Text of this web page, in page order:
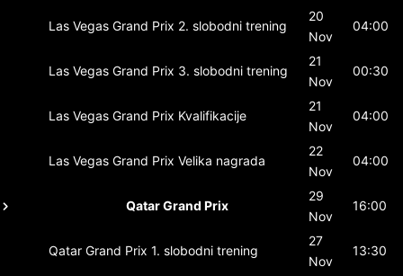
Las Vegas Grand Prix 2. slobodni trening
20
Nov
04:00
Las Vegas Grand Prix 3. slobodni trening
21
Nov
00:30
Las Vegas Grand Prix Kvalifikacije
21
Nov
04:00
Las Vegas Grand Prix Velika nagrada
22
Nov
04:00
Qatar Grand Prix
29
Nov
16:00
Qatar Grand Prix 1. slobodni trening
27
Nov
13:30